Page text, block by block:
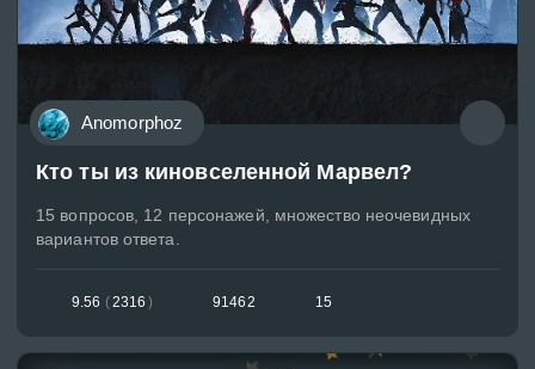
Anomorphoz
Кто ты из киновселенной Марвел?
15 вопросов, 12 персонажей, множество неочевидных
вариантов ответа.
9.56 (2316 ) 91462 15